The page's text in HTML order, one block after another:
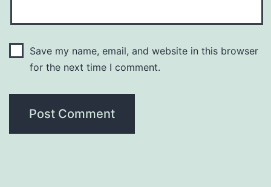
Save my name, email, and website in this browser
for the next time I comment.